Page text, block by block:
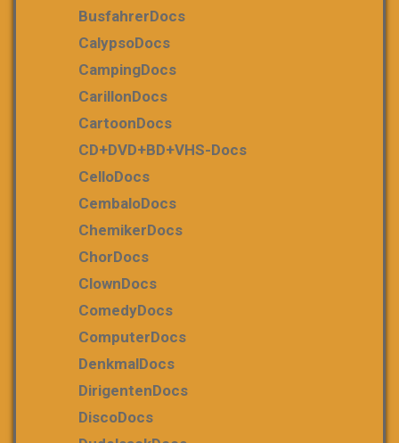
BusfahrerDocs
CalypsoDocs
CampingDocs
CarillonDocs
CartoonDocs
CD+DVD+BD+VHS-Docs
CelloDocs
CembaloDocs
ChemikerDocs
ChorDocs
ClownDocs
ComedyDocs
ComputerDocs
DenkmalDocs
DirigentenDocs
DiscoDocs